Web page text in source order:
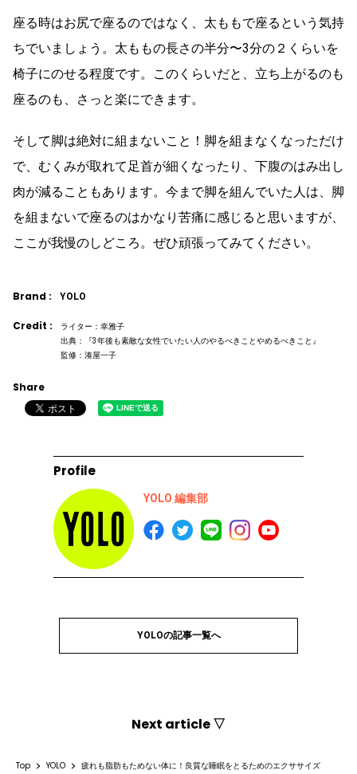
座る時はお尻で座るのではなく、太ももで座るという気持
ちでいましょう。太ももの長さの半分〜3分の２くらいを
椅子にのせる程度です。このくらいだと、立ち上がるのも
座るのも、さっと楽にできます。
そして脚は絶対に組まないこと！脚を組まなくなっただけ
で、むくみが取れて足首が細くなったり、下腹のはみ出し
肉が減ることもあります。今まで脚を組んでいた人は、脚
を組まないで座るのはかなり苦痛に感じると思いますが、
ここが我慢のしどころ。ぜひ頑張ってみてください。
Brand : YOLO
Credit :
ライター：幸雅子
出典：『3年後も素敵な女性でいたい人のやるべきことやめるべきこと』
監修：湊屋一子
Share
Profile
YOLO 編集部
YOLOの記事一覧へ
Next article ▽
Top YOLO 疲れも脂肪もためない体に！良質な睡眠をとるためのエクササイズ